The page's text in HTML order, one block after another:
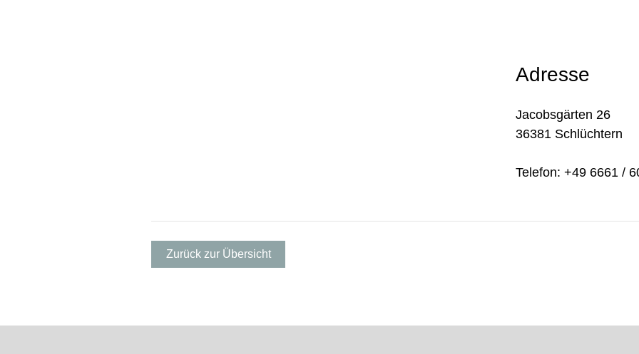
Adresse
Jacobsgärten 26
36381 Schlüchtern
Telefon: +49 6661 /
Zurück zur Übersicht